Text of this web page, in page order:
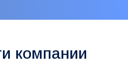
компании